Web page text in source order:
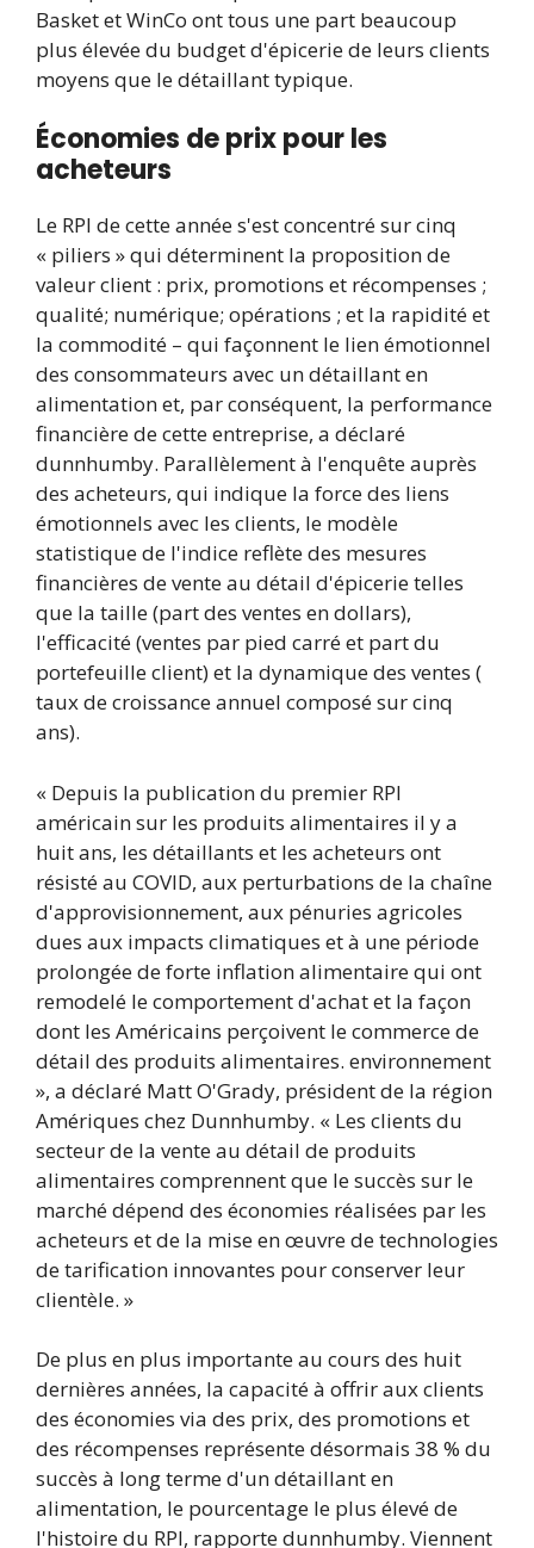
Basket et WinCo ont tous une part beaucoup
plus élevée du budget d'épicerie de leurs clients
moyens que le détaillant typique.
Économies de prix pour les
acheteurs
Le RPI de cette année s'est concentré sur cinq
« piliers » qui déterminent la proposition de
valeur client : prix, promotions et récompenses ;
qualité; numérique; opérations ; et la rapidité et
la commodité – qui façonnent le lien émotionnel
des consommateurs avec un détaillant en
alimentation et, par conséquent, la performance
financière de cette entreprise, a déclaré
dunnhumby. Parallèlement à l'enquête auprès
des acheteurs, qui indique la force des liens
émotionnels avec les clients, le modèle
statistique de l'indice reflète des mesures
financières de vente au détail d'épicerie telles
que la taille (part des ventes en dollars),
l'efficacité (ventes par pied carré et part du
portefeuille client) et la dynamique des ventes (
taux de croissance annuel composé sur cinq
ans).
« Depuis la publication du premier RPI
américain sur les produits alimentaires il y a
huit ans, les détaillants et les acheteurs ont
résisté au COVID, aux perturbations de la chaîne
d'approvisionnement, aux pénuries agricoles
dues aux impacts climatiques et à une période
prolongée de forte inflation alimentaire qui ont
remodelé le comportement d'achat et la façon
dont les Américains perçoivent le commerce de
détail des produits alimentaires. environnement
», a déclaré Matt O'Grady, président de la région
Amériques chez Dunnhumby. « Les clients du
secteur de la vente au détail de produits
alimentaires comprennent que le succès sur le
marché dépend des économies réalisées par les
acheteurs et de la mise en œuvre de technologies
de tarification innovantes pour conserver leur
clientèle. »
De plus en plus importante au cours des huit
dernières années, la capacité à offrir aux clients
des économies via des prix, des promotions et
des récompenses représente désormais 38 % du
succès à long terme d'un détaillant en
alimentation, le pourcentage le plus élevé de
l'histoire du RPI, rapporte dunnhumby. Viennent